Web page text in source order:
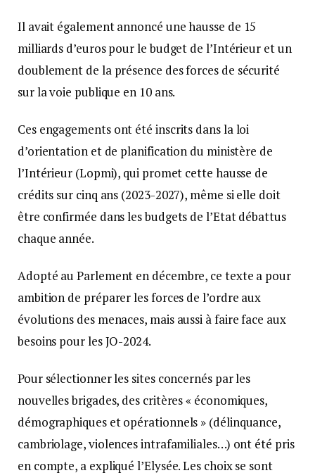
Il avait également annoncé une hausse de 15
milliards d’euros pour le budget de l’Intérieur et un
doublement de la présence des forces de sécurité
sur la voie publique en 10 ans.
Ces engagements ont été inscrits dans la loi
d’orientation et de planification du ministère de
l’Intérieur (Lopmi), qui promet cette hausse de
crédits sur cinq ans (2023-2027), même si elle doit
être confirmée dans les budgets de l’Etat débattus
chaque année.
Adopté au Parlement en décembre, ce texte a pour
ambition de préparer les forces de l’ordre aux
évolutions des menaces, mais aussi à faire face aux
besoins pour les JO-2024.
Pour sélectionner les sites concernés par les
nouvelles brigades, des critères « économiques,
démographiques et opérationnels » (délinquance,
cambriolage, violences intrafamiliales…) ont été pris
en compte, a expliqué l’Elysée. Les choix se sont